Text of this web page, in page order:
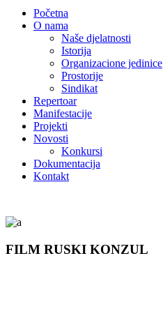
Početna
O nama
Naše djelatnosti
Istorija
Organizacione jedinice
Prostorije
Sindikat
Repertoar
Manifestacije
Projekti
Novosti
Konkursi
Dokumentacija
Kontakt
FILM RUSKI KONZUL